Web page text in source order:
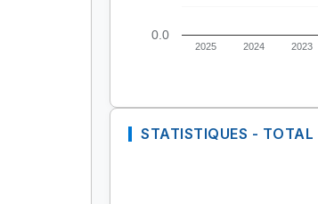
2025 2024 2023
0.0
STATISTIQUES - TOTAL